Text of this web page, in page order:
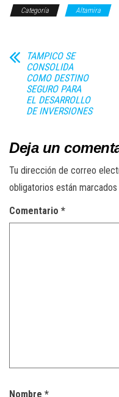
Categoría Altamira
TAMPICO SE
CONSOLIDA
COMO DESTINO
SEGURO PARA
EL DESARROLLO
DE INVERSIONES
Deja un
Tu dirección de correo
obligatorios están marcados
Comentario *
Nombre *